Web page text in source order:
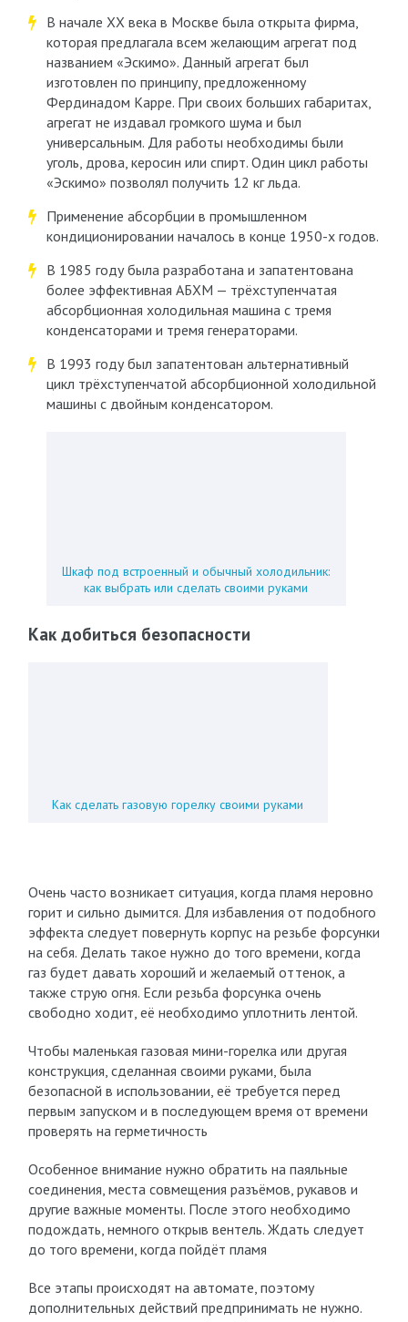
В начале XX века в Москве была открыта фирма,
которая предлагала всем желающим агрегат под
названием «Эскимо». Данный агрегат был
изготовлен по принципу, предложенному
Фердинадом Карре. При своих больших габаритах,
агрегат не издавал громкого шума и был
универсальным. Для работы необходимы были
уголь, дрова, керосин или спирт. Один цикл работы
«Эскимо» позволял получить 12 кг льда.
Применение абсорбции в промышленном
кондиционировании началось в конце 1950-х годов.
В 1985 году была разработана и запатентована
более эффективная АБХМ — трёхступенчатая
абсорбционная холодильная машина с тремя
конденсаторами и тремя генераторами.
В 1993 году был запатентован альтернативный
цикл трёхступенчатой абсорбционной холодильной
машины с двойным конденсатором.
Шкаф под встроенный и обычный холодильник:
как выбрать или сделать своими руками
Как добиться безопасности
Как сделать газовую горелку своими руками
Очень часто возникает ситуация, когда пламя неровно
горит и сильно дымится. Для избавления от подобного
эффекта следует повернуть корпус на резьбе форсунки
на себя. Делать такое нужно до того времени, когда
газ будет давать хороший и желаемый оттенок, а
также струю огня. Если резьба форсунка очень
свободно ходит, её необходимо уплотнить лентой.
Чтобы маленькая газовая мини-горелка или другая
конструкция, сделанная своими руками, была
безопасной в использовании, её требуется перед
первым запуском и в последующем время от времени
проверять на герметичность
Особенное внимание нужно обратить на паяльные
соединения, места совмещения разъёмов, рукавов и
другие важные моменты. После этого необходимо
подождать, немного открыв вентель. Ждать следует
до того времени, когда пойдёт пламя
Все этапы происходят на автомате, поэтому
дополнительных действий предпринимать не нужно.